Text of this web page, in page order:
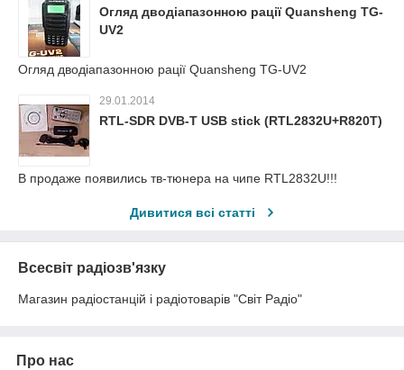
Огляд дводіапазонною рації Quansheng TG-
UV2
Огляд дводіапазонною рації Quansheng TG-UV2
29.01.2014
RTL-SDR DVB-T USB stick (RTL2832U+R820T)
В продаже появились тв-тюнера на чипе RTL2832U!!!
Дивитися всі статті
Всесвіт радіозв'язку
Магазин радіостанцій і радіотоварів "Світ Радіо"
Про нас